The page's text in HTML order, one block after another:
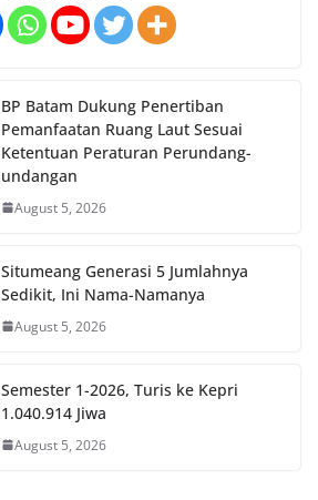
BP Batam Dukung Penertiban
Pemanfaatan Ruang Laut Sesuai
Ketentuan Peraturan Perundang-
undangan
August 5, 2026
Situmeang Generasi 5 Jumlahnya
Sedikit, Ini Nama-Namanya
August 5, 2026
Semester 1-2026, Turis ke Kepri
1.040.914 Jiwa
August 5, 2026